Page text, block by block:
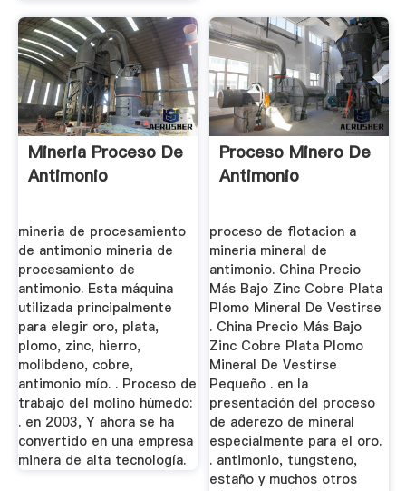
Mineria Proceso De
Antimonio
mineria de procesamiento
de antimonio mineria de
procesamiento de
antimonio. Esta máquina
utilizada principalmente
para elegir oro, plata,
plomo, zinc, hierro,
molibdeno, cobre,
antimonio mío. . Proceso de
trabajo del molino húmedo:
. en 2003, Y ahora se ha
convertido en una empresa
minera de alta tecnología.
Proceso Minero De
Antimonio
proceso de flotacion a
mineria mineral de
antimonio. China Precio
Más Bajo Zinc Cobre Plata
Plomo Mineral De Vestirse
. China Precio Más Bajo
Zinc Cobre Plata Plomo
Mineral De Vestirse
Pequeño . en la
presentación del proceso
de aderezo de mineral
especialmente para el oro.
. antimonio, tungsteno,
estaño y muchos otros